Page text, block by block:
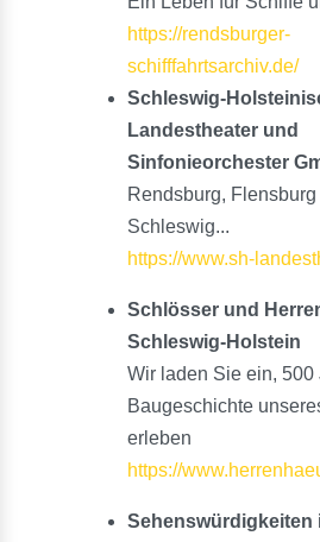
https://rendsburger-
schifffahrtsarchiv.de/
Schleswig-
Landestheater und
Sinfonieorchester
Rendsburg, Flensburg
Schleswig...
https://www.sh-
Schlösser und
Schleswig-Holstein
Wir laden Sie ein, 500
Baugeschichte
erleben
https://
Sehenswürdigkeiten